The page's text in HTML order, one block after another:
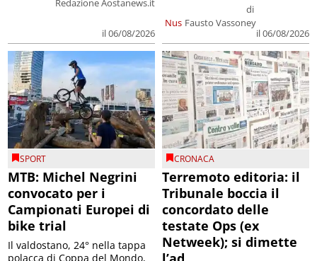
Redazione Aostanews.it
il 06/08/2026
Nus
di
Fausto Vassoney
il 06/08/2026
SPORT
MTB: Michel Negrini
convocato per i
Campionati Europei di
bike trial
Il valdostano, 24° nella tappa
polacca di Coppa del Mondo,
CRONACA
Terremoto editoria: il
Tribunale boccia il
concordato delle
testate Ops (ex
Netweek); si dimette